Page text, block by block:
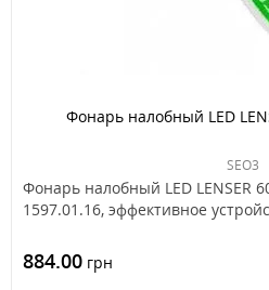
Фонарь налобный LED
SEO3
Фонарь налобный LED LENSER
1597.01.16, эффективное
884.00 грн